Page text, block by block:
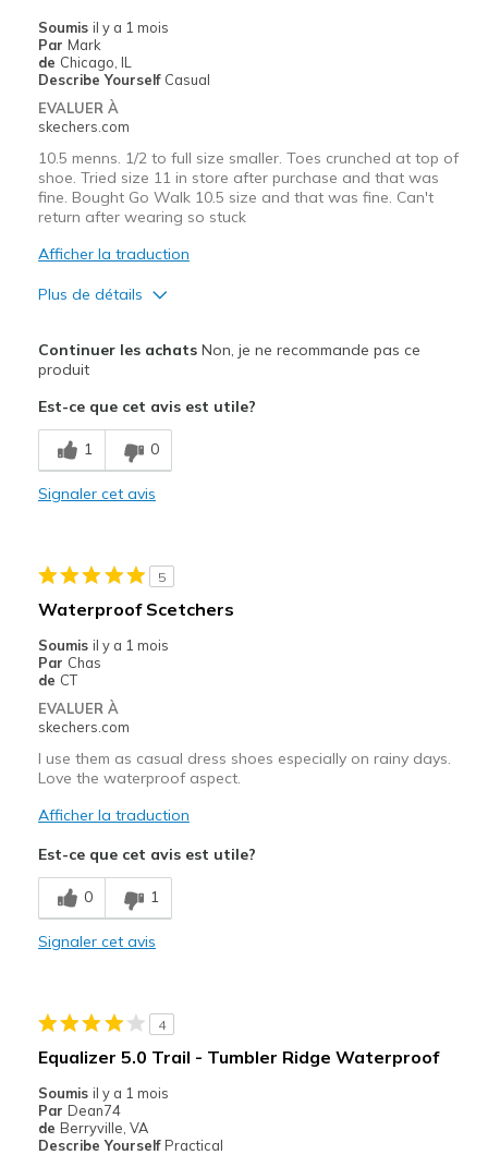
Travel
Width
Sizing
View On Shoes
Shoes are for Wearing
Soumis il y a 1 mois
Par Mark
de Chicago, IL
Describe Yourself Casual
EVALUER À
skechers.com
10.5 menns. 1/2 to full size smaller. Toes crunched at top of
shoe. Tried size 11 in store after purchase and that was
fine. Bought Go Walk 10.5 size and that was fine. Can't
return after wearing so stuck
Afficher la traduction
Plus de détails
Durable
Le contre
TOO SMALL TO SIZE
Les meilleures utilisations
Width
Feels true to width
Sizing
Feels full size too small
Continuer les achatsNon, je ne recommande pas ce
produit
Est-ce que cet avis est utile?
1 0
Signaler cet avis
5
Waterproof Scetchers
Soumis il y a 1 mois
Par Chas
de CT
EVALUER À
skechers.com
I use them as casual dress shoes especially on rainy days.
Love the waterproof aspect.
Afficher la traduction
Est-ce que cet avis est utile?
0 1
Signaler cet avis
4
Equalizer 5.0 Trail - Tumbler Ridge Waterproof
Soumis il y a 1 mois
Par Dean74
de Berryville, VA
Describe Yourself Practical